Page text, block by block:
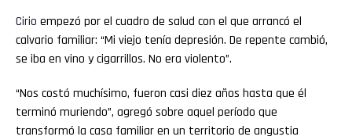
Cirio empezó por el cuadro de salud con el que arrancó el
calvario familiar: “Mi viejo tenía depresión. De repente cambió,
se iba en vino y cigarrillos. No era violento”.
“Nos costó muchísimo, fueron casi diez años hasta que él
terminó muriendo”, agregó sobre aquel período que
transformó la casa familiar en un territorio de angustia